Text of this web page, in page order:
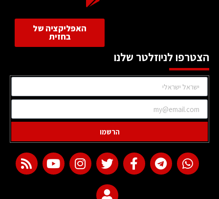
האפליקציה של
בחזית
הצטרפו לניוזלטר שלנו
הרשמו